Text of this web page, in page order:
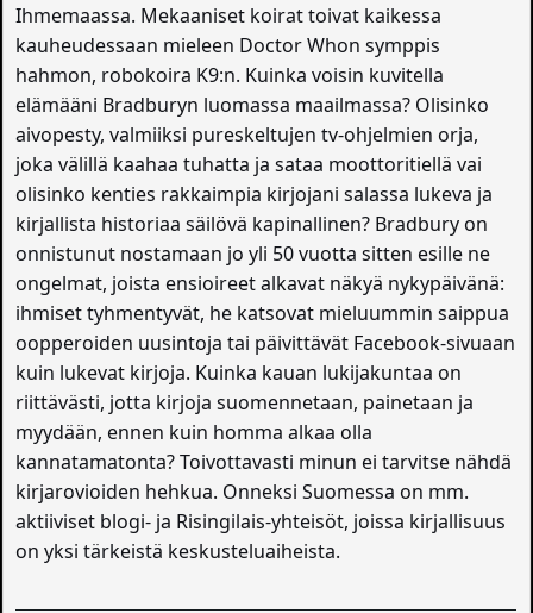
Ihmemaassa. Mekaaniset koirat toivat kaikessa
kauheudessaan mieleen Doctor Whon symppis
hahmon, robokoira K9:n. Kuinka voisin kuvitella
elämääni Bradburyn luomassa maailmassa? Olisinko
aivopesty, valmiiksi pureskeltujen tv-ohjelmien orja,
joka välillä kaahaa tuhatta ja sataa moottoritiellä vai
olisinko kenties rakkaimpia kirjojani salassa lukeva ja
kirjallista historiaa säilövä kapinallinen? Bradbury on
onnistunut nostamaan jo yli 50 vuotta sitten esille ne
ongelmat, joista ensioireet alkavat näkyä nykypäivänä:
ihmiset tyhmentyvät, he katsovat mieluummin saippua
oopperoiden uusintoja tai päivittävät Facebook-sivuaan
kuin lukevat kirjoja. Kuinka kauan lukijakuntaa on
riittävästi, jotta kirjoja suomennetaan, painetaan ja
myydään, ennen kuin homma alkaa olla
kannatamatonta? Toivottavasti minun ei tarvitse nähdä
kirjarovioiden hehkua. Onneksi Suomessa on mm.
aktiiviset blogi- ja Risingilais-yhteisöt, joissa kirjallisuus
on yksi tärkeistä keskusteluaiheista.